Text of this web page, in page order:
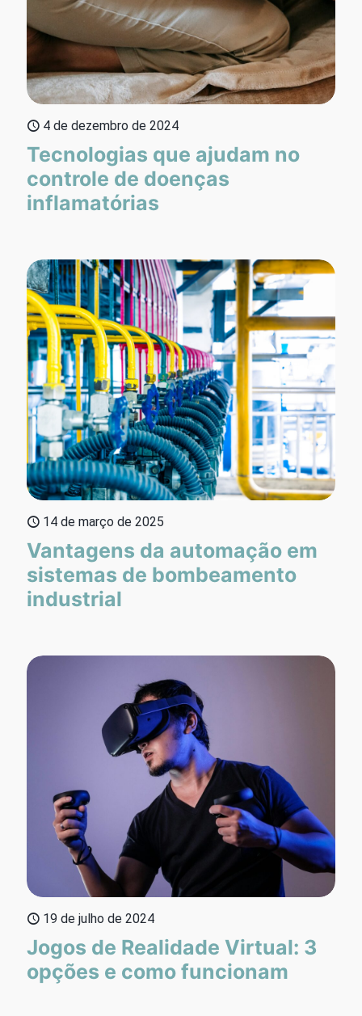
4 de dezembro de 2024
Tecnologias que ajudam no
controle de doenças
inflamatórias
14 de março de 2025
Vantagens da automação em
sistemas de bombeamento
industrial
19 de julho de 2024
Jogos de Realidade Virtual: 3
opções e como funcionam